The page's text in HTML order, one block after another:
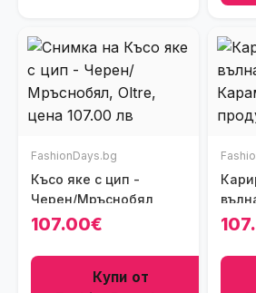
FashionDays.bg
Късо яке с цип -
Черен/Мръснобял
107.00€
Купи от